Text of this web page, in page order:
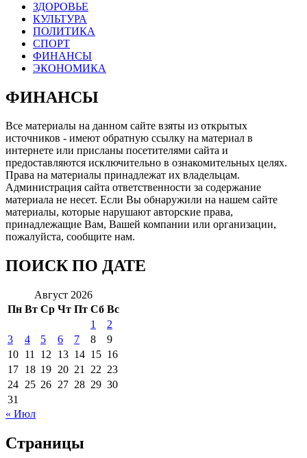
ЗДОРОВЬЕ
КУЛЬТУРА
ПОЛИТИКА
СПОРТ
ФИНАНСЫ
ЭКОНОМИКА
ФИНАНСЫ
Все материалы на данном сайте взяты из открытых
источников - имеют обратную ссылку на материал в
интернете или присланы посетителями сайта и
предоставляются исключительно в ознакомительных целях.
Права на материалы принадлежат их владельцам.
Администрация сайта ответственности за содержание
материала не несет. Если Вы обнаружили на нашем сайте
материалы, которые нарушают авторские права,
принадлежащие Вам, Вашей компании или организации,
пожалуйста, сообщите нам.
ПОИСК ПО ДАТЕ
Август 2026
Пн Вт Ср Чт Пт Сб Вс
1
2
3
4 5 6 7 8
9
10 11 12 13 14 15 16
17 18 19 20 21 22 23
24 25 26 27 28 29 30
31
« Июл
Страницы